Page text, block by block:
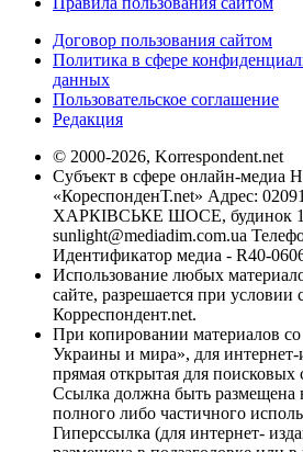
Договор пользования сайтом
Политика в сфере
данных
Пользовательское соглашение
Редакция
© 2000-2026, Korrespondent.net
Субъект в сфере онлайн-медиа
«КореспонденТ.net» Адрес:
ХАРКІВСЬКЕ ШОСЕ, будинок
sunlight@mediadim.com.ua
Идентификатор медиа - R40-
Использование любых
сайте, разрешается при условии
Корреспондент.net.
При копировании материалов
Украины и мира», для интернет-
прямая открытая для поисковых
Ссылка должна быть размещена
полного либо частичного
Гиперссылка (для интернет-